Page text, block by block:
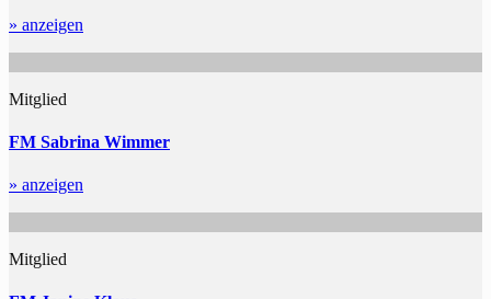
» anzeigen
Mitglied
FM Sabrina Wimmer
» anzeigen
Mitglied